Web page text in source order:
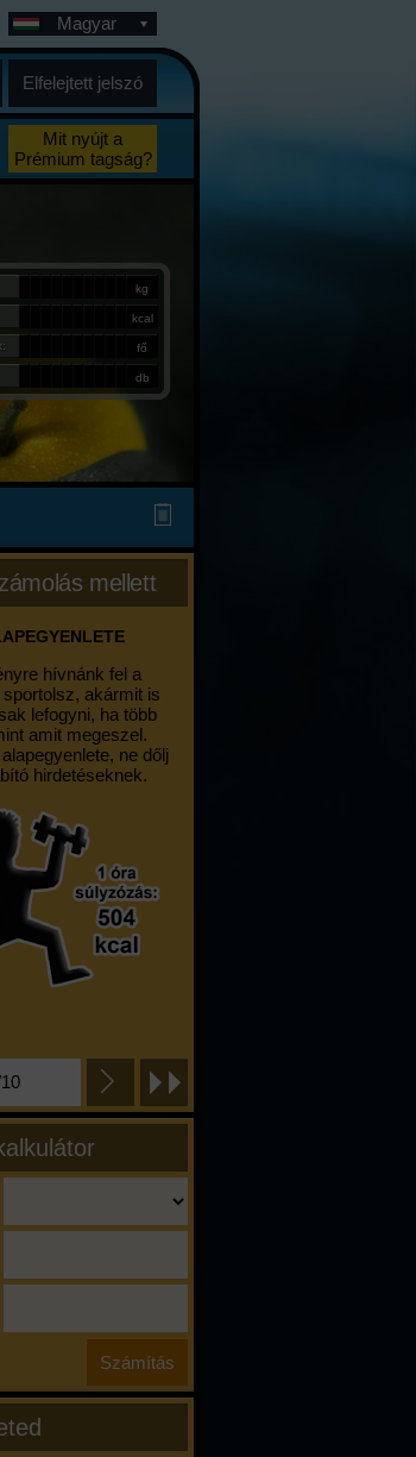
Magyar
Elfelejtett jelszó
Mit nyújt a
Prémium tagság?
kg
kcal
fő
db
mellett
hívnánk fel a
akármit is
lefogyni, ha több
amit megeszel.
ne dőlj
hirdetéseknek.